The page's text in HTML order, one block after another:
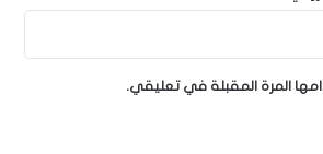
المرة المقبلة في تعليقي.